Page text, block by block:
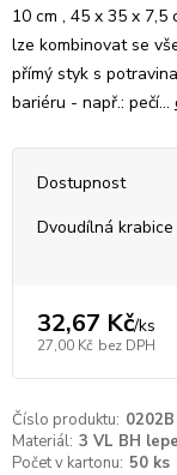
10 cm , 45 x 35 x 7,5
lze kombinovat se
přímý styk s
bariéru - např.: pečí...
Dostupnost
Dvoudílná krabice
32,67 Kč/ks
27,00 Kč bez DPH
Číslo produktu:
Materiál: 3 VL BH
Počet v kartonu: 50 ks